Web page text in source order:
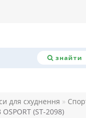
знайти
для схуднення
(ST-2098)